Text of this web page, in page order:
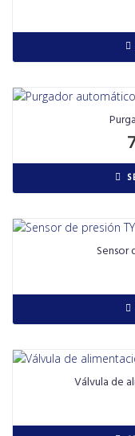
Sensor
Válvula de